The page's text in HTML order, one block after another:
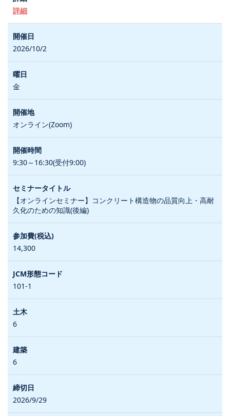
詳細
2026/10/2
金
オンライン(Zoom)
9:30～16:30(受付9:00)
【オンラインセミナー】コンクリート構造物の品質向上・高耐
久化のための知識(後編)
14,300
101-1
6
6
2026/9/29